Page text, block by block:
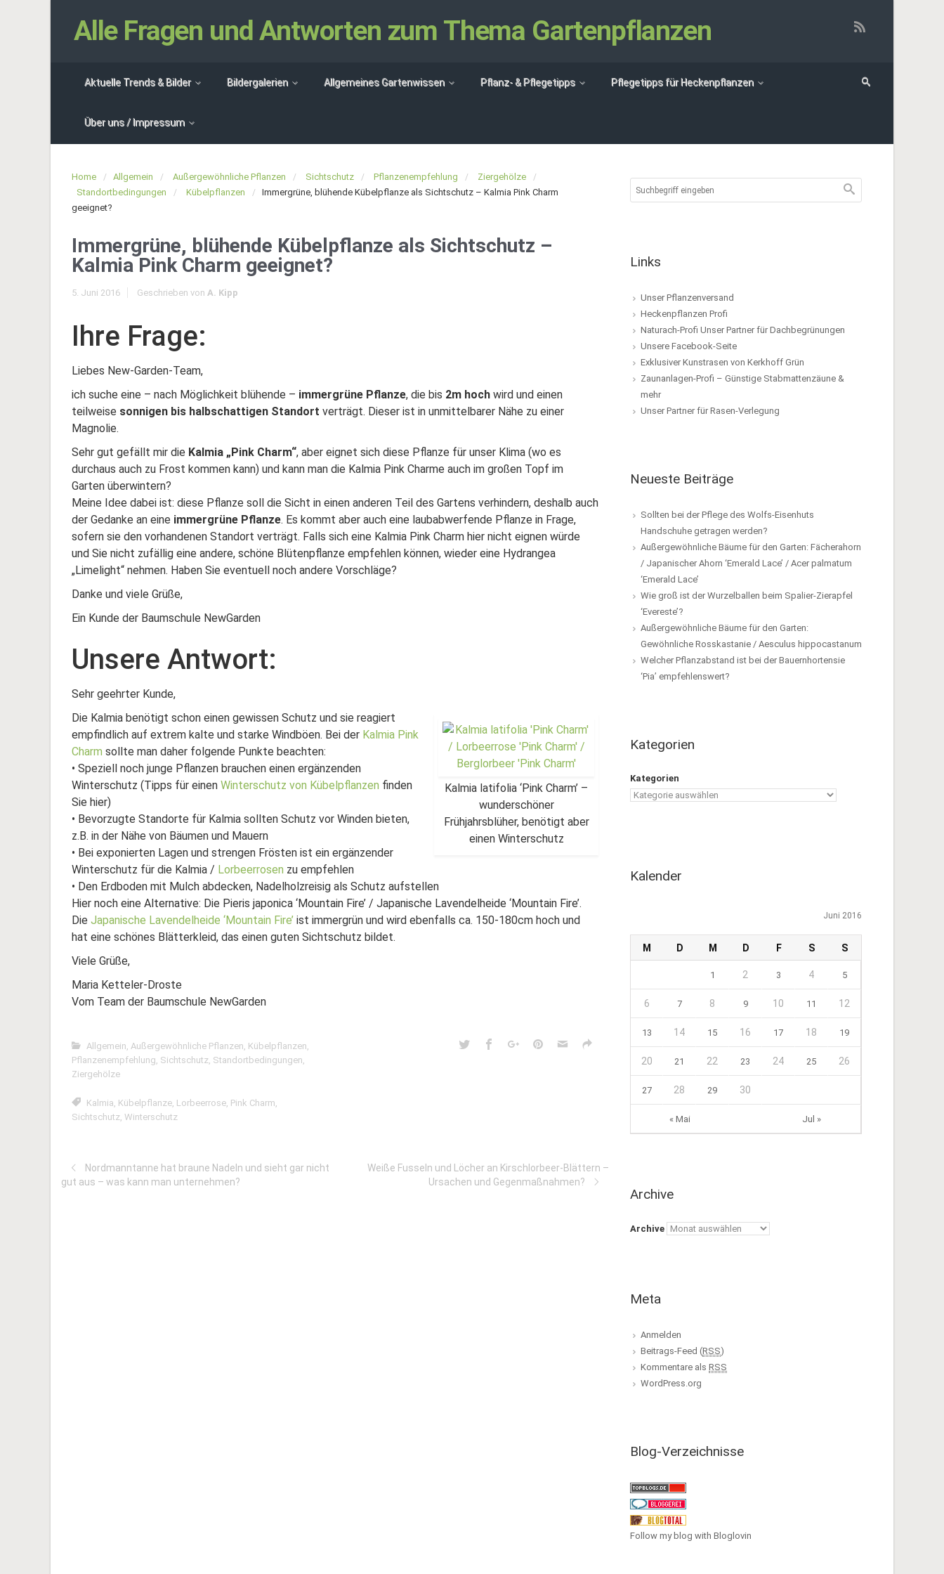
Alle Fragen und Antworten zum Thema Gartenpflanzen
Aktuelle Trends & Bilder Bildergalerien Allgemeines Gartenwissen Pflanz- & Pflegetipps Pflegetipps für Heckenpflanzen
Über uns / Impressum
Home Allgemein Außergewöhnliche Pflanzen Sichtschutz Pflanzenempfehlung
Ziergehölze
Standortbedingungen
Kübelpflanzen
Immergrüne, blühende Kübelpflanze als Sichtschutz – Kalmia Pink Charm
geeignet?
Immergrüne, blühende Kübelpflanze als Sichtschutz –
Kalmia Pink Charm geeignet?
5. Juni 2016 Geschrieben von A. Kipp
Ihre Frage:
Liebes New-Garden-Team,
ich suche eine – nach Möglichkeit blühende – immergrüne Pflanze, die bis 2m hoch wird und einen
teilweise sonnigen bis halbschattigen Standort verträgt. Dieser ist in unmittelbarer Nähe zu einer
Magnolie.
Sehr gut gefällt mir die Kalmia „Pink Charm“, aber eignet sich diese Pflanze für unser Klima (wo es
durchaus auch zu Frost kommen kann) und kann man die Kalmia Pink Charme auch im großen Topf im
Garten überwintern?
Meine Idee dabei ist: diese Pflanze soll die Sicht in einen anderen Teil des Gartens verhindern, deshalb auch
der Gedanke an eine immergrüne Pflanze. Es kommt aber auch eine laubabwerfende Pflanze in Frage,
sofern sie den vorhandenen Standort verträgt. Falls sich eine Kalmia Pink Charm hier nicht eignen würde
und Sie nicht zufällig eine andere, schöne Blütenpflanze empfehlen können, wieder eine Hydrangea
„Limelight“ nehmen. Haben Sie eventuell noch andere Vorschläge?
Danke und viele Grüße,
Ein Kunde der Baumschule NewGarden
Unsere Antwort:
Sehr geehrter Kunde,
Kalmia latifolia ‘Pink Charm’ –
wunderschöner
Frühjahrsblüher, benötigt aber
einen Winterschutz
Die Kalmia benötigt schon einen gewissen Schutz und sie reagiert
empfindlich auf extrem kalte und starke Windböen. Bei der Kalmia Pink
Charm sollte man daher folgende Punkte beachten:
• Speziell noch junge Pflanzen brauchen einen ergänzenden
Winterschutz (Tipps für einen Winterschutz von Kübelpflanzen finden
Sie hier)
• Bevorzugte Standorte für Kalmia sollten Schutz vor Winden bieten,
z.B. in der Nähe von Bäumen und Mauern
• Bei exponierten Lagen und strengen Frösten ist ein ergänzender
Winterschutz für die Kalmia / Lorbeerrosen zu empfehlen
• Den Erdboden mit Mulch abdecken, Nadelholzreisig als Schutz aufstellen
Hier noch eine Alternative: Die Pieris japonica ‘Mountain Fire’ / Japanische Lavendelheide ‘Mountain Fire’.
Die Japanische Lavendelheide ‘Mountain Fire’ ist immergrün und wird ebenfalls ca. 150-180cm hoch und
hat eine schönes Blätterkleid, das einen guten Sichtschutz bildet.
Viele Grüße,
Maria Ketteler-Droste
Vom Team der Baumschule NewGarden
Allgemein, Außergewöhnliche Pflanzen, Kübelpflanzen,
Pflanzenempfehlung, Sichtschutz, Standortbedingungen,
Ziergehölze
Kalmia, Kübelpflanze, Lorbeerrose, Pink Charm,
Sichtschutz, Winterschutz
Nordmanntanne hat braune Nadeln und sieht gar nicht
gut aus – was kann man unternehmen?
Weiße Fusseln und Löcher an Kirschlorbeer-Blättern –
Ursachen und Gegenmaßnahmen?
Links
Unser Pflanzenversand
Heckenpflanzen Profi
Naturach-Profi Unser Partner für Dachbegrünungen
Unsere Facebook-Seite
Exklusiver Kunstrasen von Kerkhoff Grün
Zaunanlagen-Profi – Günstige Stabmattenzäune &
mehr
Unser Partner für Rasen-Verlegung
Neueste Beiträge
Sollten bei der Pflege des Wolfs-Eisenhuts
Handschuhe getragen werden?
Außergewöhnliche Bäume für den Garten: Fächerahorn
/ Japanischer Ahorn ‘Emerald Lace’ / Acer palmatum
‘Emerald Lace’
Wie groß ist der Wurzelballen beim Spalier-Zierapfel
‘Evereste’?
Außergewöhnliche Bäume für den Garten:
Gewöhnliche Rosskastanie / Aesculus hippocastanum
Welcher Pflanzabstand ist bei der Bauernhortensie
‘Pia’ empfehlenswert?
Kategorien
Kategorien
Kalender
Juni 2016
M D M D F S S
« Mai Jul »
1 2 3 4 5
6 7 8 9 10 11 12
13 14 15 16 17 18 19
20 21 22 23 24 25 26
27 28 29 30
Archive
Archive
Meta
Anmelden
Beitrags-Feed (RSS)
Kommentare als RSS
WordPress.org
Blog-Verzeichnisse
Follow my blog with Bloglovin